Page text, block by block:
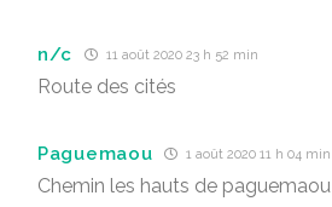
n/c 11 août 2020 23 h 52 min
Route des cités
Paguemaou 1 août 2020 11 h 04 min
Chemin les hauts de paguemaou